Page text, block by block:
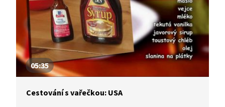
05:35
Cestování s vařečkou: USA